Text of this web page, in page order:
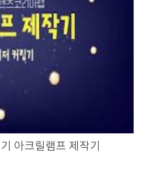
아크릴램프 제작기